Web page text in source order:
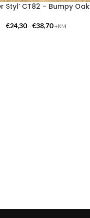
Styl’ CT82 – Bumpy Oak
€24,30-€38,70 +KM